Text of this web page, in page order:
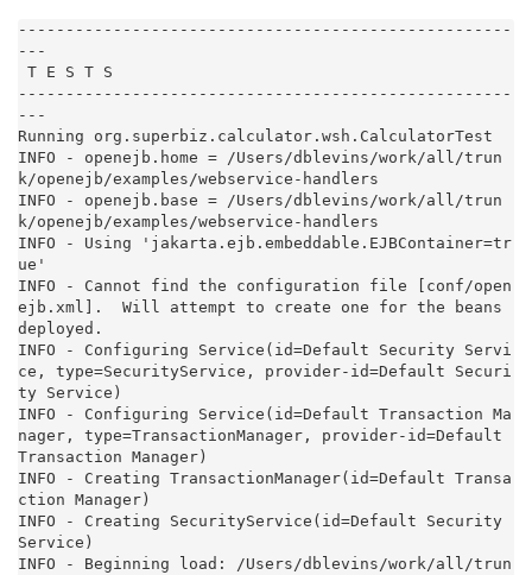
----------------------------------------------------
---
----------------------------------------------------
---
Running org.superbiz.calculator.wsh.CalculatorTest
INFO - openejb.home = /Users/dblevins/work/all/trun
k/openejb/examples/webservice-handlers
INFO - openejb.base = /Users/dblevins/work/all/trun
k/openejb/examples/webservice-handlers
INFO - Using 'jakarta.ejb.embeddable.EJBContainer=tr
ue'
INFO - Cannot find the configuration file [conf/open
ejb.xml].  Will attempt to create one for the beans
deployed.
INFO - Configuring Service(id=Default Security Servi
ce, type=SecurityService, provider-id=Default Securi
ty Service)
INFO - Configuring Service(id=Default Transaction Ma
nager, type=TransactionManager, provider-id=Default
Transaction Manager)
INFO - Creating TransactionManager(id=Default Transa
ction Manager)
INFO - Creating SecurityService(id=Default Security
Service)
INFO - Beginning load: /Users/dblevins/work/all/trun